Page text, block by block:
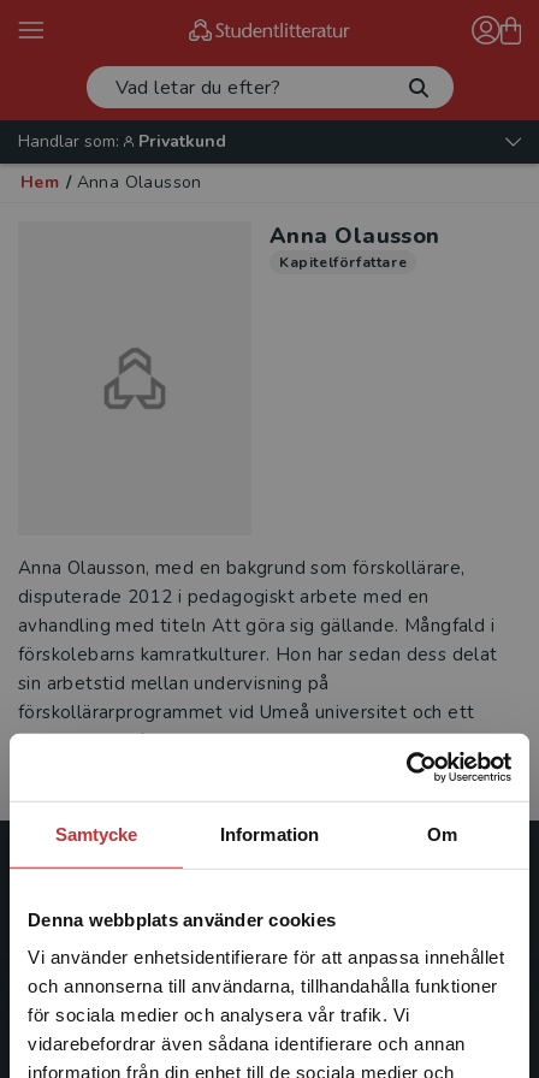
Samtycke Information Om
Denna webbplats använder cookies
Vi använder enhetsidentifierare för att anpassa innehållet
och annonserna till användarna, tillhandahålla funktioner
för sociala medier och analysera vår trafik. Vi
vidarebefordrar även sådana identifierare och annan
information från din enhet till de sociala medier och
Begränsad fraktregion
Handlar som:
Privatkund
Hem / Anna Olausson
Anna Olausson
Kapitelförfattare
Anna Olausson, med en bakgrund som förskollärare,
disputerade 2012 i pedagogiskt arbete med en
avhandling med titeln Att göra sig gällande. Mångfald i
förskolebarns kamratkulturer. Hon har sedan dess delat
sin arbetstid mellan undervisning på
förskollärarprogrammet vid Umeå universitet och ett
uppdrag som forskarstöd i uppbyggnaden av en
Studentlitteratur grundades 1963 och är idag Sveriges
ledande utbildningsförlag. Med läromedel, kurslitteratur,
facklitteratur, utbildningar och digitala
informationstjänster i utbudet, finns Studentlitteratur med
längs hela kunskapsresan.